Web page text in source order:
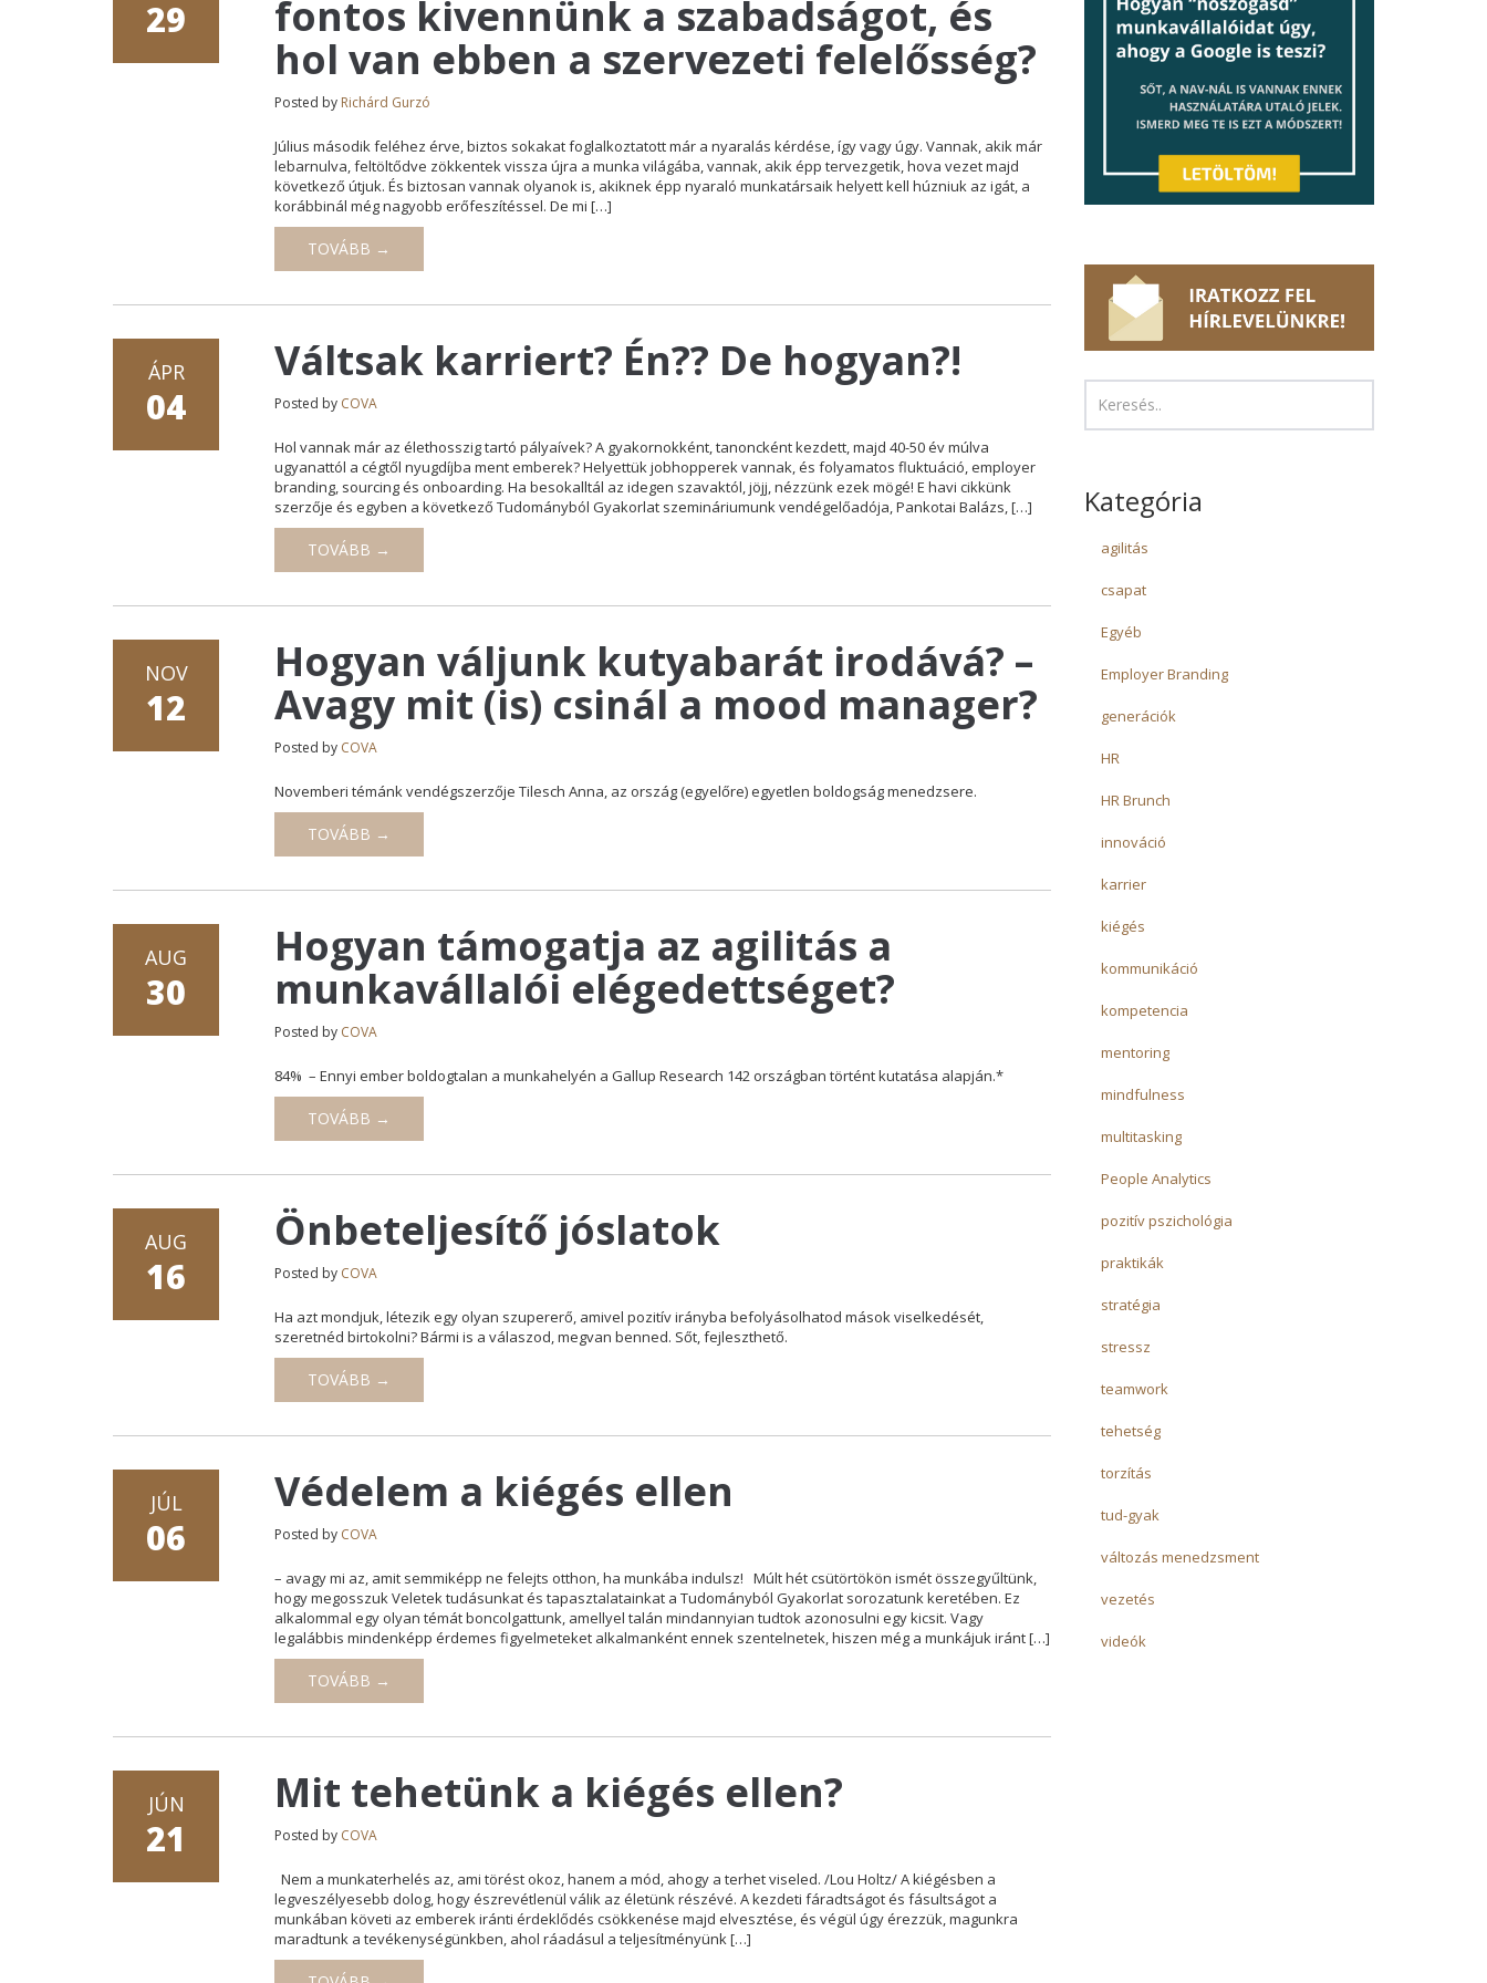
29 fontos kivennünk a szabadságot, és
hol van ebben a szervezeti felelősség?
Posted by Richárd Gurzó
Július második feléhez érve, biztos sokakat foglalkoztatott már a nyaralás kérdése, így vagy úgy. Vannak, akik már
lebarnulva, feltöltődve zökkentek vissza újra a munka világába, vannak, akik épp tervezgetik, hova vezet majd
következő útjuk. És biztosan vannak olyanok is, akiknek épp nyaraló munkatársaik helyett kell húzniuk az igát, a
korábbinál még nagyobb erőfeszítéssel. De mi […]
TOVÁBB →
ÁPR
04
Váltsak karriert? Én?? De hogyan?!
Posted by COVA
Hol vannak már az élethosszig tartó pályaívek? A gyakornokként, tanoncként kezdett, majd 40-50 év múlva
ugyanattól a cégtől nyugdíjba ment emberek? Helyettük jobhopperek vannak, és folyamatos fluktuáció, employer
branding, sourcing és onboarding. Ha besokalltál az idegen szavaktól, jöjj, nézzünk ezek mögé! E havi cikkünk
szerzője és egyben a következő Tudományból Gyakorlat szemináriumunk vendégelőadója, Pankotai Balázs, […]
TOVÁBB →
NOV
12
Hogyan váljunk kutyabarát irodává? –
Avagy mit (is) csinál a mood manager?
Posted by COVA
Novemberi témánk vendégszerzője Tilesch Anna, az ország (egyelőre) egyetlen boldogság menedzsere.
TOVÁBB →
AUG
30
Hogyan támogatja az agilitás a
munkavállalói elégedettséget?
Posted by COVA
84% – Ennyi ember boldogtalan a munkahelyén a Gallup Research 142 országban történt kutatása alapján.*
TOVÁBB →
AUG
16
Önbeteljesítő jóslatok
Posted by COVA
Ha azt mondjuk, létezik egy olyan szupererő, amivel pozitív irányba befolyásolhatod mások viselkedését,
szeretnéd birtokolni? Bármi is a válaszod, megvan benned. Sőt, fejleszthető.
TOVÁBB →
JÚL
06
Védelem a kiégés ellen
Posted by COVA
– avagy mi az, amit semmiképp ne felejts otthon, ha munkába indulsz! Múlt hét csütörtökön ismét összegyűltünk,
hogy megosszuk Veletek tudásunkat és tapasztalatainkat a Tudományból Gyakorlat sorozatunk keretében. Ez
alkalommal egy olyan témát boncolgattunk, amellyel talán mindannyian tudtok azonosulni egy kicsit. Vagy
legalábbis mindenképp érdemes figyelmeteket alkalmanként ennek szentelnetek, hiszen még a munkájuk iránt […]
TOVÁBB →
JÚN
21
Mit tehetünk a kiégés ellen?
Posted by COVA
Nem a munkaterhelés az, ami törést okoz, hanem a mód, ahogy a terhet viseled. /Lou Holtz/ A kiégésben a
legveszélyesebb dolog, hogy észrevétlenül válik az életünk részévé. A kezdeti fáradtságot és fásultságot a
munkában követi az emberek iránti érdeklődés csökkenése majd elvesztése, és végül úgy érezzük, magunkra
maradtunk a tevékenységünkben, ahol ráadásul a teljesítményünk […]
Kategória
agilitás
csapat
Egyéb
Employer Branding
generációk
HR
HR Brunch
innováció
karrier
kiégés
kommunikáció
kompetencia
mentoring
mindfulness
multitasking
People Analytics
pozitív pszichológia
praktikák
stratégia
stressz
teamwork
tehetség
torzítás
tud-gyak
változás menedzsment
vezetés
videók